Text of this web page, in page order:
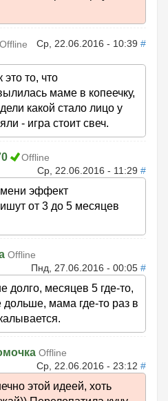
Offline Ср, 22.06.2016 - 10:39 #
это то, что
маме в копеечку,
какой стало лицо у
- игра стоит свеч.
Offline
Ср, 22.06.2016 - 11:29 #
эффект
от 3 до 5 месяцев
Offline
Пнд, 27.06.2016 - 00:05 #
долго, месяцев 5 где-то,
мама где-то раз в
Offline
Ср, 22.06.2016 - 23:12 #
этой идеей, хоть